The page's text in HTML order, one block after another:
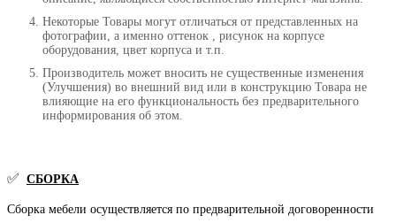
Некоторые Товары могут отличаться от представленных на
фотографии, а именно оттенок , рисунок на корпусе
оборудования, цвет корпуса и т.п.
Производитель может вносить не существенные изменения
(Улучшения) во внешний вид или в конструкцию Товара не
влияющие на его функциональность без предварительного
информирования об этом.
✅ СБОРКА
Сборка мебели осуществляется по предварительной договоренности